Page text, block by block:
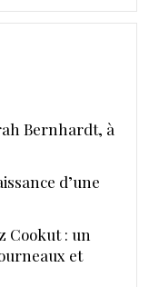
Bernhardt, à
d’une
Cookut : un
et